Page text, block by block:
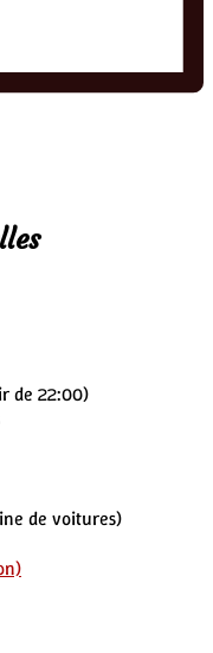
de 22:00)
de voitures)